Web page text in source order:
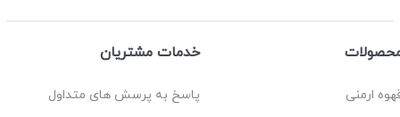
ارمنی
خدمات مشتریان
پاسخ به پرسش های متداول